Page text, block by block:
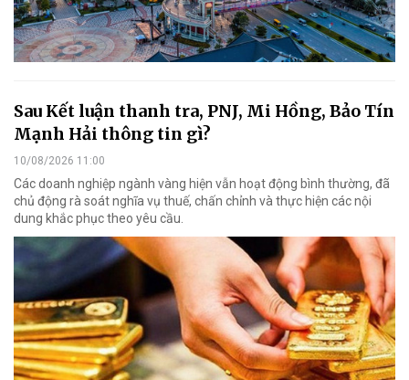
Sau Kết luận thanh tra, PNJ, Mi Hồng, Bảo Tín
Mạnh Hải thông tin gì?
10/08/2026 11:00
Các doanh nghiệp ngành vàng hiện vẫn hoạt động bình thường, đã
chủ động rà soát nghĩa vụ thuế, chấn chỉnh và thực hiện các nội
dung khắc phục theo yêu cầu.